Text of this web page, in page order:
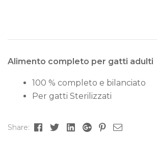
Alimento completo per gatti adulti
100 % completo e bilanciato
Per gatti Sterilizzati
Share: Facebook
TwitterLinkedin
Google+Pinterest
Email